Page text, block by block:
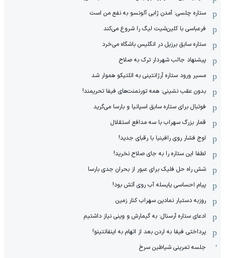
ستاره چلسی: آمدن ژابی آلونسو به نفع من است
فرعباسی با کلین‌شیت لیگ را شروع می‌کند
ستاره سابق برزیل در انگلیس باشگاه می‌خرد
پیشنهاد جالب شهردار ترک به صلاح
مسیر ورود ستاره آرژانتینی به اتلتیکو هموار شد
بدون عقب نشینی: همه تورنمنت‌های فیفا تحریمند!
فوتبال برای ستاره سابق اسپانیا و بارسا می‌گرید
قمار بزرگ سهراب با سه مدافع استقلال
اوج فشار روی رافینیا با رقبای جدید!
لطفا این ستاره را به جای صلاح نخرید!
شش راه حل فلیک برای عبور از بحران جدی بارسا
پیام احساسی یایسله آب روی آتش بود!
روزبه دستیار نمادین سهراب کنار زمین
ادعای ستاره آرسنال: به گیمارش و وینی نیاز داشتیم
پرداختی فیفا به اردن بعد از اتهام به اینفانتینو!
جلسه تمرینی شیاطین سرخ